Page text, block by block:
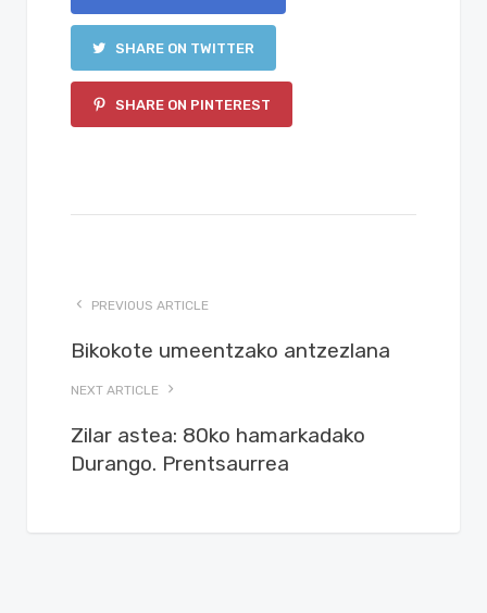
SHARE ON TWITTER
SHARE ON PINTEREST
PREVIOUS ARTICLE
Bikokote umeentzako antzezlana
NEXT ARTICLE
Zilar astea: 80ko hamarkadako
Durango. Prentsaurrea